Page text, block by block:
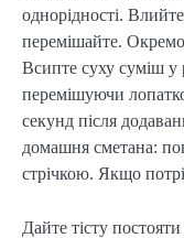
однорідності.
перемішайте.
Всипте суху суміш у
перемішуючи
секунд після
домашня сметана:
стрічкою. Якщо
Дайте тісту